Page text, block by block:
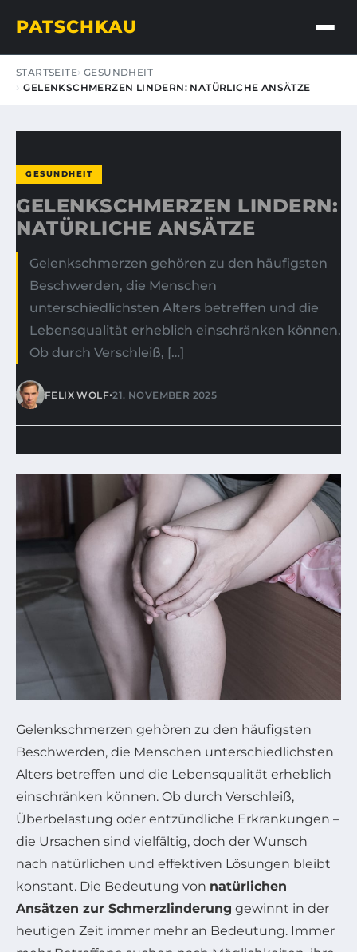
PATSCHKAU
STARTSEITE GESUNDHEIT
GELENKSCHMERZEN LINDERN: NATÜRLICHE ANSÄTZE
GESUNDHEIT
GELENKSCHMERZEN LINDERN:
NATÜRLICHE ANSÄTZE
Gelenkschmerzen gehören zu den häufigsten
Beschwerden, die Menschen
unterschiedlichsten Alters betreffen und die
Lebensqualität erheblich einschränken können.
Ob durch Verschleiß, […]
FELIX WOLF•21. NOVEMBER 2025
Gelenkschmerzen gehören zu den häufigsten
Beschwerden, die Menschen unterschiedlichsten
Alters betreffen und die Lebensqualität erheblich
einschränken können. Ob durch Verschleiß,
Überbelastung oder entzündliche Erkrankungen –
die Ursachen sind vielfältig, doch der Wunsch
nach natürlichen und effektiven Lösungen bleibt
konstant. Die Bedeutung von natürlichen
Ansätzen zur Schmerzlinderung gewinnt in der
heutigen Zeit immer mehr an Bedeutung. Immer